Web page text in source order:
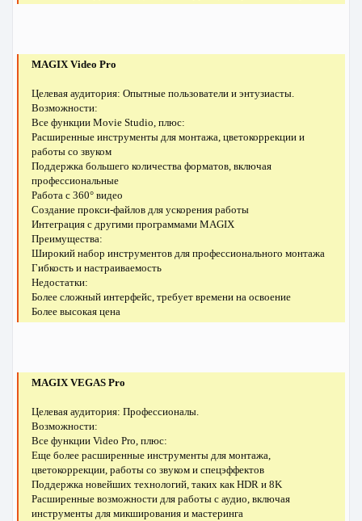
MAGIX Video Pro
Целевая аудитория: Опытные пользователи и энтузиасты.
Возможности:
Все функции Movie Studio, плюс:
Расширенные инструменты для монтажа, цветокоррекции и
работы со звуком
Поддержка большего количества форматов, включая
профессиональные
Работа с 360° видео
Создание прокси-файлов для ускорения работы
Интеграция с другими программами MAGIX
Преимущества:
Широкий набор инструментов для профессионального монтажа
Гибкость и настраиваемость
Недостатки:
Более сложный интерфейс, требует времени на освоение
Более высокая цена
MAGIX VEGAS Pro
Целевая аудитория: Профессионалы.
Возможности:
Все функции Video Pro, плюс:
Еще более расширенные инструменты для монтажа,
цветокоррекции, работы со звуком и спецэффектов
Поддержка новейших технологий, таких как HDR и 8K
Расширенные возможности для работы с аудио, включая
инструменты для микширования и мастеринга